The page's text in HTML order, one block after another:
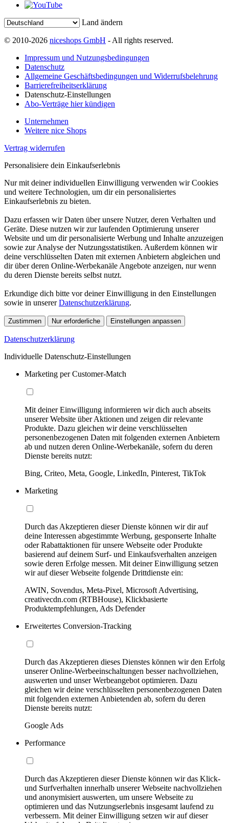
Land ändern
© 2010-2026 niceshops GmbH - All rights reserved.
Impressum und Nutzungsbedingungen
Datenschutz
Allgemeine Geschäftsbedingungen und Widerrufsbelehrung
Barrierefreiheitserklärung
Datenschutz-Einstellungen
Abo-Verträge hier kündigen
Unternehmen
Weitere nice Shops
Vertrag widerrufen
Personalisiere dein Einkaufserlebnis
Nur mit deiner individuellen Einwilligung verwenden wir Cookies
und weitere Technologien, um dir ein personalisiertes
Einkaufserlebnis zu bieten.
Dazu erfassen wir Daten über unsere Nutzer, deren Verhalten und
Geräte. Diese nutzen wir zur laufenden Optimierung unserer
Website und um dir personalisierte Werbung und Inhalte anzuzeigen
sowie zur Analyse der Nutzungsstatistiken. Außerdem können wir
deine verschlüsselten Daten mit externen Anbietern abgleichen und
dir über deren Online-Werbekanäle Angebote anzeigen, nur wenn
du deren Dienste bereits selbst nutzt.
Erkundige dich bitte vor deiner Einwilligung in den Einstellungen
sowie in unsererDatenschutzerklärung.
Zustimmen Nur erforderliche Einstellungen anpassen
Datenschutzerklärung
Individuelle Datenschutz-Einstellungen
Marketing per Customer-Match
Mit deiner Einwilligung informieren wir dich auch abseits
unserer Website über Aktionen und zeigen dir relevante
Produkte. Dazu gleichen wir deine verschlüsselten
personenbezogenen Daten mit folgenden externen Anbietern
ab und nutzen deren Online-Werbekanäle, sofern du deren
Dienste bereits nutzt:
Bing, Criteo, Meta, Google, LinkedIn, Pinterest, TikTok
Marketing
Durch das Akzeptieren dieser Dienste können wir dir auf
deine Interessen abgestimmte Werbung, gesponserte Inhalte
oder Rabattaktionen für unsere Webseite oder Produkte
basierend auf deinem Surf- und Einkaufsverhalten anzeigen
sowie deren Erfolge messen. Mit deiner Einwilligung setzen
wir auf dieser Webseite folgende Drittdienste ein:
AWIN, Sovendus, Meta-Pixel, Microsoft Advertising,
creativecdn.com (RTBHouse), Klickbasierte
Produktempfehlungen, Ads Defender
Erweitertes Conversion-Tracking
Durch das Akzeptieren dieses Dienstes können wir den Erfolg
unserer Online-Werbeeinschaltungen besser nachvollziehen,
auswerten und unser Werbeangebot optimieren. Dazu
gleichen wir deine verschlüsselten personenbezogenen Daten
mit folgenden externen Anbietenden ab, sofern du deren
Dienste bereits nutzt:
Google Ads
Performance
Durch das Akzeptieren dieser Dienste können wir das Klick-
und Surfverhalten innerhalb unserer Webseite nachvollziehen
und anonymisiert auswerten, um unsere Webseite zu
optimieren und das Nutzungserlebnis insgesamt laufend zu
verbessern. Mit deiner Einwilligung setzen wir auf dieser